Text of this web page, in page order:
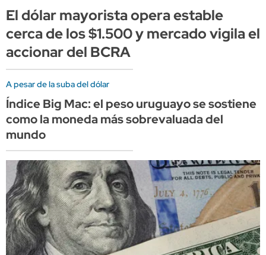
El dólar mayorista opera estable
cerca de los $1.500 y mercado vigila el
accionar del BCRA
A pesar de la suba del dólar
Índice Big Mac: el peso uruguayo se sostiene
como la moneda más sobrevaluada del
mundo